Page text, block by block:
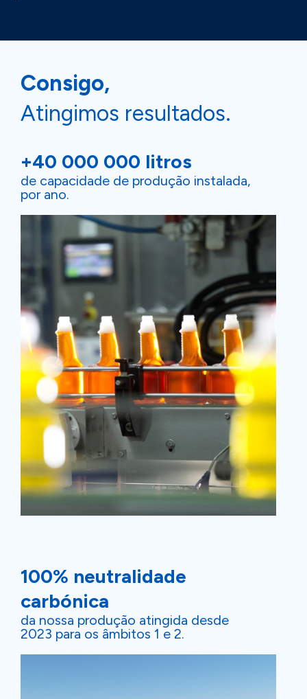
Consigo,
Atingimos resultados.
+40 000 000 litros
de capacidade de produção instalada,
por ano.
100% neutralidade
carbónica
da nossa produção atingida desde
2023 para os âmbitos 1 e 2.